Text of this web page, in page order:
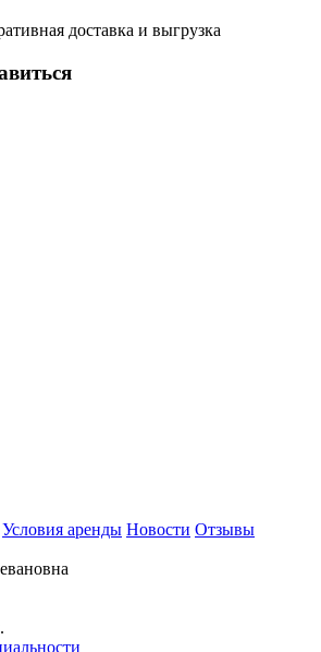
доставка и выгрузка
Условия аренды Новости Отзывы